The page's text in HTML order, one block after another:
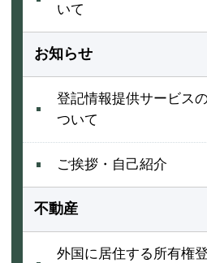
いて
お知らせ
登記情報提供サービス
ついて
ご挨拶・自己紹介
不動産
外国に居住する所有権